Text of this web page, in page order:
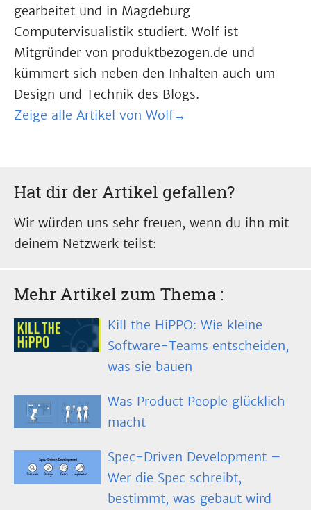
gearbeitet und in Magdeburg
Computervisualistik studiert. Wolf ist
Mitgründer von produktbezogen.de und
kümmert sich neben den Inhalten auch um
Design und Technik des Blogs.
Zeige alle Artikel von Wolf→
Hat dir der Artikel gefallen?
Wir würden uns sehr freuen, wenn du ihn mit
deinem Netzwerk teilst:
Mehr Artikel zum Thema :
Kill the HiPPO: Wie kleine
Software-Teams entscheiden,
was sie bauen
Was Product People glücklich
macht
Spec-Driven Development –
Wer die Spec schreibt,
bestimmt, was gebaut wird